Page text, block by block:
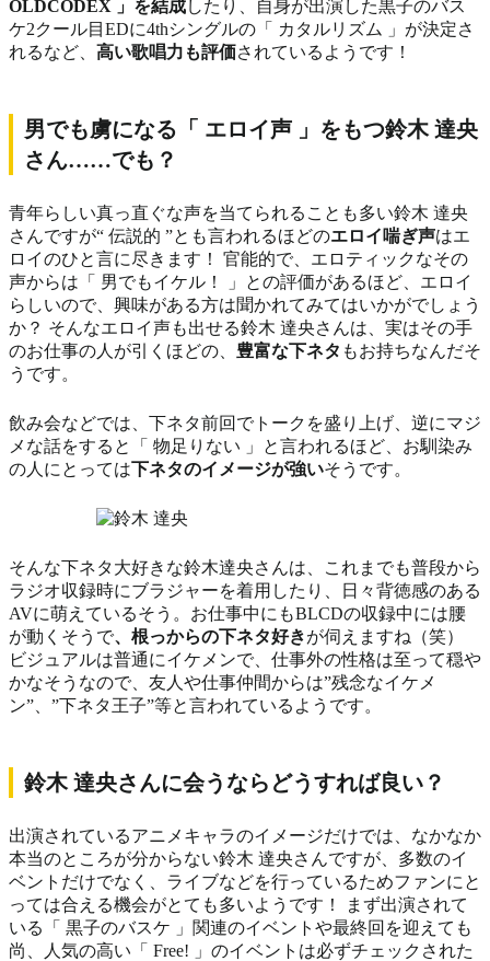
OLDCODEX 」を結成したり、自身が出演した黒子のバス
ケ2クール目EDに4thシングルの「 カタルリズム 」が決定さ
れるなど、 高い歌唱力も評価されているようです！
男でも虜になる「 エロイ声 」をもつ鈴木 達央
さん……でも？
青年らしい真っ直ぐな声を当てられることも多い鈴木 達央
さんですが“ 伝説的 ”とも言われるほどのエロイ喘ぎ声はエ
ロイのひと言に尽きます！ 官能的で、エロティックなその
声からは「 男でもイケル！ 」との評価があるほど、エロイ
らしいので、興味がある方は聞かれてみてはいかがでしょう
か？ そんなエロイ声も出せる鈴木 達央さんは、実はその手
のお仕事の人が引くほどの、 豊富な下ネタ もお持ちなんだそ
うです。
飲み会などでは、下ネタ前回でトークを盛り上げ、逆にマジ
メな話をすると「 物足りない 」と言われるほど、お馴染み
の人にとっては下ネタのイメージが強いそうです。
そんな下ネタ大好きな鈴木達央さんは、これまでも普段から
ラジオ収録時にブラジャーを着用したり、日々背徳感のある
AVに萌えているそう。お仕事中にもBLCDの収録中には腰
が動くそうで、根っからの下ネタ好きが伺えますね（笑）
ビジュアルは普通にイケメンで、仕事外の性格は至って穏や
かなそうなので、友人や仕事仲間からは”残念なイケメ
ン”、”下ネタ王子”等と言われているようです。
鈴木 達央さんに会うならどうすれば良い？
出演されているアニメキャラのイメージだけでは、なかなか
本当のところが分からない鈴木 達央さんですが、多数のイ
ベントだけでなく、ライブなどを行っているためファンにと
っては合える機会がとても多いようです！ まず出演されて
いる「 黒子のバスケ 」関連のイベントや最終回を迎えても
尚、人気の高い「 Free! 」のイベントは必ずチェックされた